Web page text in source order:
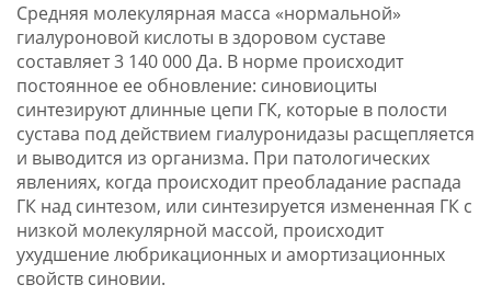
Средняя молекулярная масса «нормальной»
гиалуроновой кислоты в здоровом суставе
составляет 3 140 000 Да. В норме происходит
постоянное ее обновление: синовиоциты
синтезируют длинные цепи ГК, которые в полости
сустава под действием гиалуронидазы расщепляется
и выводится из организма. При патологических
явлениях, когда происходит преобладание распада
ГК над синтезом, или синтезируется измененная ГК с
низкой молекулярной массой, происходит
ухудшение любрикационных и амортизационных
свойств синовии.